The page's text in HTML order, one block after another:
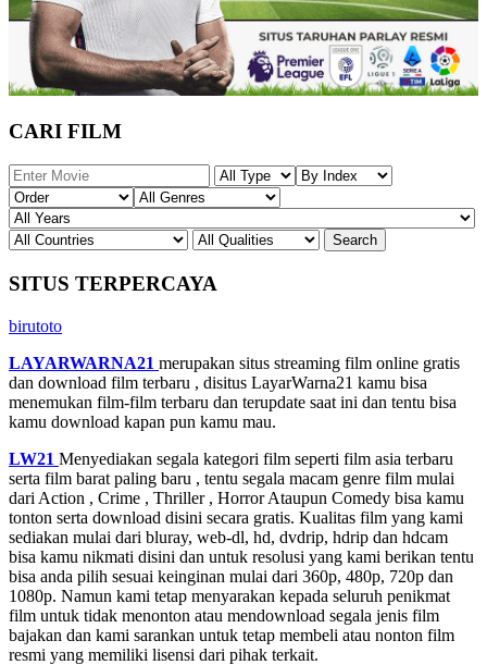
CARI FILM
SITUS TERPERCAYA
birutoto
LAYARWARNA21 merupakan situs streaming film online gratis
dan download film terbaru , disitus LayarWarna21 kamu bisa
menemukan film-film terbaru dan terupdate saat ini dan tentu bisa
kamu download kapan pun kamu mau.
LW21 Menyediakan segala kategori film seperti film asia terbaru
serta film barat paling baru , tentu segala macam genre film mulai
dari Action , Crime , Thriller , Horror Ataupun Comedy bisa kamu
tonton serta download disini secara gratis. Kualitas film yang kami
sediakan mulai dari bluray, web-dl, hd, dvdrip, hdrip dan hdcam
bisa kamu nikmati disini dan untuk resolusi yang kami berikan tentu
bisa anda pilih sesuai keinginan mulai dari 360p, 480p, 720p dan
1080p. Namun kami tetap menyarakan kepada seluruh penikmat
film untuk tidak menonton atau mendownload segala jenis film
bajakan dan kami sarankan untuk tetap membeli atau nonton film
resmi yang memiliki lisensi dari pihak terkait.